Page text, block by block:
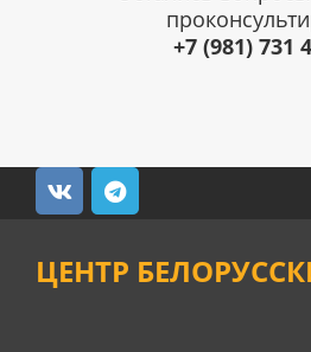
+7 (981) 731
ЦЕНТР